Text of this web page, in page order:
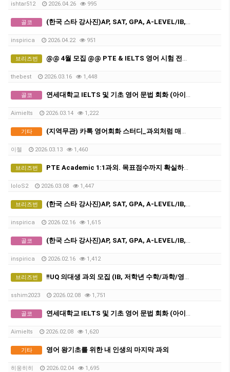
ishtar512 2026.04.26 995
골코 (한국 스타 강사진)AP, SAT, GPA, A-LEVEL/IB, GCSE 전 교과 비대면 수업, INSPIRICA ACADEMY
inspirica 2026.04.22 951
브리즈번 @@ 4월 모집 @@ PTE & IELTS 영어 시험 전문! [18년 경력+ 여자 선생님들]
thebest 2026.03.16 1,448
골코 연세대학교 IELTS 및 기초 영어 문법 회화 (아이엘츠)
Aimielts 2026.03.14 1,222
기타 (지역무관) 카톡 영어회화 스터디_과외처럼 매일 피드백 받는 스터디
이첼 2026.03.13 1,460
브리즈번 PTE Academic 1:1과외. 목표점수까지 확실하게!
loloS2 2026.03.08 1,447
브리즈번 (한국 스타 강사진)AP, SAT, GPA, A-LEVEL/IB, GCSE 전 교과 비대면 수업, INSPIRICA ACADEMY
inspirica 2026.02.16 1,615
골코 (한국 스타 강사진)AP, SAT, GPA, A-LEVEL/IB, GCSE 전 교과 비대면 수업, INSPIRICA ACADEMY
inspirica 2026.02.16 1,412
브리즈번 ‼️UQ 의대생 과외 모집 (IB, 저학년 수학/과학/영어, 학교 과제 도움)‼️
sshim2023 2026.02.08 1,751
골코 연세대학교 IELTS 및 기초 영어 문법 회화 (아이엘츠)
Aimielts 2026.02.08 1,620
기타 영어 왕기초를 위한 내 인생의 마지막 과외
히웅히히 2026.02.04 1,695